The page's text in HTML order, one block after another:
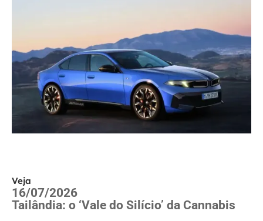
Veja
16/07/2026
Tailândia: o ‘Vale do Silício’ da Cannabis